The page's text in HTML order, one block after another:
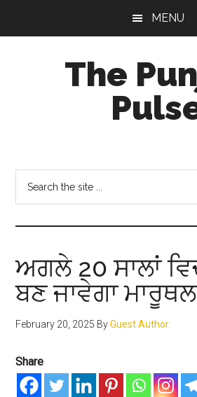
MENU
The
Socio-
Cultural
Studies
ਅਗਲੇ 20 ਸਾਲਾਂ
ਬਣ ਜਾਵੇਗਾ ਮਾਰੂਥਲ
February 20, 2025 ByGuest Author
Share